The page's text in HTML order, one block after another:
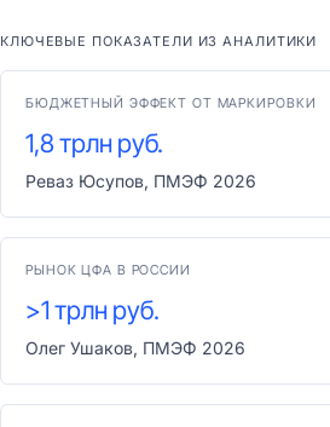
КЛЮЧЕВЫЕ ПОКАЗАТЕЛИ ИЗ АНАЛИТИКИ
БЮДЖЕТНЫЙ ЭФФЕКТ ОТ МАРКИРОВКИ
1,8 трлн руб.
Реваз Юсупов, ПМЭФ 2026
РЫНОК ЦФА В РОССИИ
>1 трлн руб.
Олег Ушаков, ПМЭФ 2026